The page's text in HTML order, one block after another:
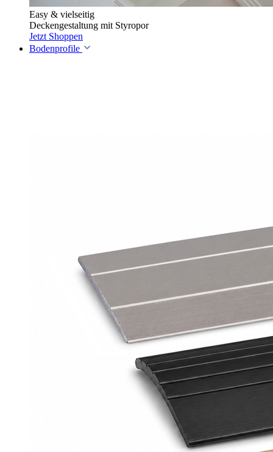
Easy & vielseitig
Deckengestaltung mit Styropor
Jetzt Shoppen
Bodenprofile